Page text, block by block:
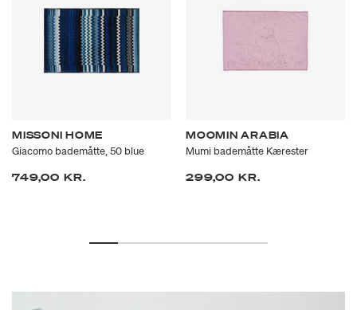
MISSONI HOME
Giacomo bademåtte, 50 blue
749,00 KR.
MOOMIN ARABIA
Mumi bademåtte Kærester
299,00 KR.